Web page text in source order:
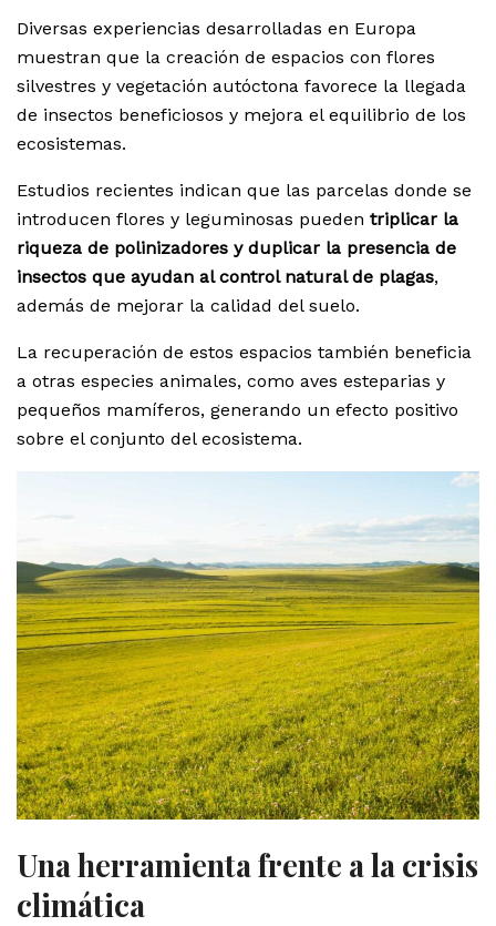
Diversas experiencias desarrolladas en Europa
muestran que la creación de espacios con flores
silvestres y vegetación autóctona favorece la llegada
de insectos beneficiosos y mejora el equilibrio de los
ecosistemas.
Estudios recientes indican que las parcelas donde se
introducen flores y leguminosas pueden triplicar la
riqueza de polinizadores y duplicar la presencia de
insectos que ayudan al control natural de plagas,
además de mejorar la calidad del suelo.
La recuperación de estos espacios también beneficia
a otras especies animales, como aves esteparias y
pequeños mamíferos, generando un efecto positivo
sobre el conjunto del ecosistema.
Una herramienta frente a la crisis
climática